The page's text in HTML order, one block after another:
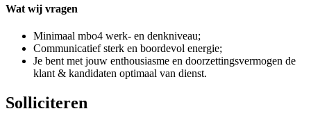
Wat wij vragen
Minimaal mbo4 werk- en denkniveau;
Communicatief sterk en boordevol energie;
Je bent met jouw enthousiasme en doorzettingsvermogen de
klant & kandidaten optimaal van dienst.
Solliciteren